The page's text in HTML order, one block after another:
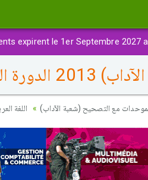
expirent le 1er Septembre 2027
- التصحيح
مع التصحيح (شعبة الآداب) اللغة العربية